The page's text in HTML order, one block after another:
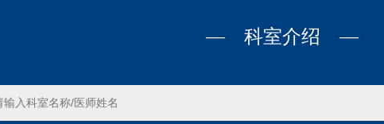
— 科室介绍 —